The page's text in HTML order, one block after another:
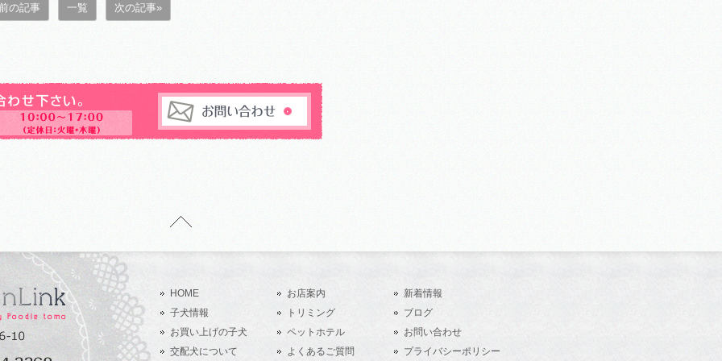
の記事 一覧 次の記事»
HOME
子犬情報
お買い上げの子犬
交配犬について
お店案内
トリミング
ペットホテル
よくあるご質問
新着情報
ブログ
お問い合わせ
プライバシーポリシー